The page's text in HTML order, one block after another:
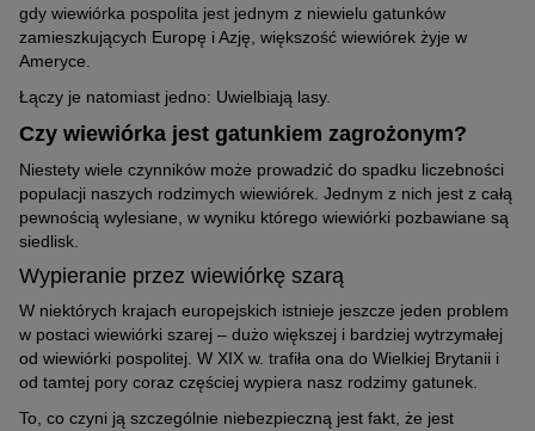
Wiewiórki nie zapadają w sen zimowy.
nie powinno się ich dotykać.
gdy wiewiórka pospolita jest jednym z niewielu gatunków
zamieszkujących Europę i Azję, większość wiewiórek żyje w
Ameryce.
Łączy je natomiast jedno: Uwielbiają lasy.
Czy wiewiórka jest gatunkiem zagrożonym?
Niestety wiele czynników może prowadzić do spadku liczebności
populacji naszych rodzimych wiewiórek. Jednym z nich jest z całą
pewnością wylesiane, w wyniku którego wiewiórki pozbawiane są
siedlisk.
Wypieranie przez wiewiórkę szarą
W niektórych krajach europejskich istnieje jeszcze jeden problem
w postaci wiewiórki szarej – dużo większej i bardziej wytrzymałej
od wiewiórki pospolitej. W XIX w. trafiła ona do Wielkiej Brytanii i
od tamtej pory coraz częściej wypiera nasz rodzimy gatunek.
To, co czyni ją szczególnie niebezpieczną jest fakt, że jest